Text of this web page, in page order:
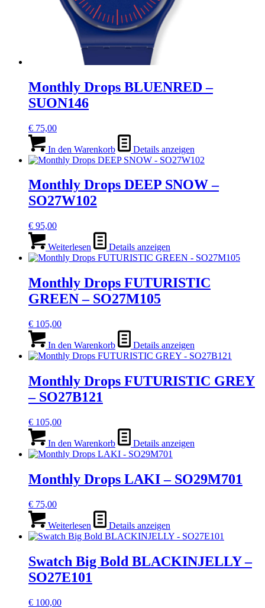
Monthly Drops BLUENRED –
SUON146
€ 75,00
In den Warenkorb Details anzeigen
Monthly Drops DEEP SNOW –
SO27W102
€ 95,00
Weiterlesen Details anzeigen
Monthly Drops FUTURISTIC
GREEN – SO27M105
€ 105,00
In den Warenkorb Details anzeigen
Monthly Drops FUTURISTIC GREY
– SO27B121
€ 105,00
In den Warenkorb Details anzeigen
Monthly Drops LAKI – SO29M701
€ 75,00
Weiterlesen Details anzeigen
Swatch Big Bold BLACKINJELLY –
SO27E101
€ 100,00